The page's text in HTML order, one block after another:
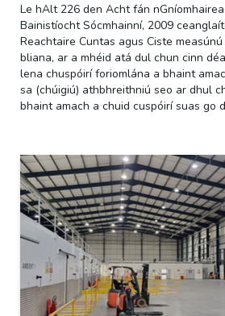
Le hAlt 226 den Acht fán
Bainistíocht Sócmhainní, 2009
Reachtaire Cuntas agus Ciste
bliana, ar a mhéid atá dul chun cinn
lena chuspóirí foriomlána a bhaint
sa (chúigiú) athbhreithniú seo ar dhul
bhaint amach a chuid cuspóirí suas go